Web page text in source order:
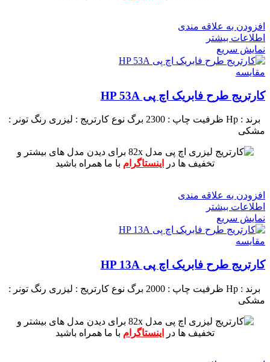
افزودن به علاقه مندی
اطلاعات بیشتر
نمایش سریع
مقايسه
کارتریج طرح فابریک اچ پی HP 53A
برند : Hp ظرفیت چاپ : 2300 برگ نوع کارتریج : لیزری رنگ تونر :
مشکی
برای دیدن مدل های بیشتر و
تخفیف ها در
اینستاگرام با ما همراه باشید
افزودن به علاقه مندی
اطلاعات بیشتر
نمایش سریع
مقايسه
کارتریج طرح فابریک اچ پی HP 13A
برند : Hp ظرفیت چاپ : 2000 برگ نوع کارتریج : لیزری رنگ تونر :
مشکی
برای دیدن مدل های بیشتر و
تخفیف ها در
اینستاگرام با ما همراه باشید